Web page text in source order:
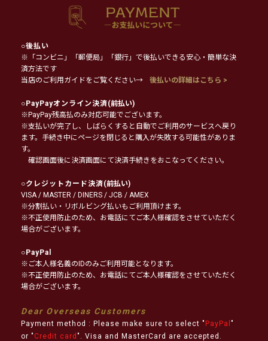
○後払い
※「コンビニ」「郵便局」「銀行」で後払いできる安心・簡単な決
済方法です
当店のご利用ガイドをご覧ください→
後払いの詳細はこちら >
○PayPayオンライン決済(前払い)
※PayPay残高払のみ対応可能でございます。
※支払いが完了し、しばらくすると自動でご利用のサービスへ戻り
ます。手続き中にページを閉じると購入が失敗する可能性がありま
す。
確認画面後に決済画面にて決済手続きをおこなってください。
○クレジットカード決済(前払い)
VISA / MASTER / DINERS / JCB / AMEX
※分割払い・リボルビング払いもご利用頂けます。
※不正使用防止のため、お電話にてご本人様確認をさせていただく
場合がございます。
○PayPal
※ご本人様名義のIDのみご利用可能となります。
※不正使用防止のため、お電話にてご本人様確認をさせていただく
場合がございます。
Dear Overseas Customers
Payment method : Please make sure to select " PayPal "
or " Credit card ". Visa and MasterCard are accepted.